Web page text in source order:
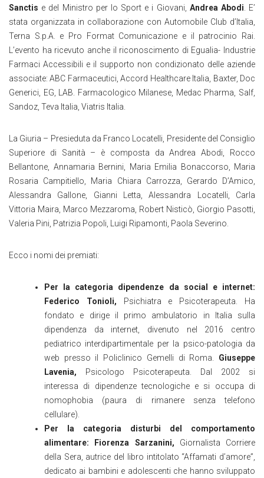
Sanctis e del Ministro per lo Sport e i Giovani, Andrea Abodi . E’
stata organizzata in collaborazione con Automobile Club d’Italia,
Terna S.p.A. e Pro Format Comunicazione e il patrocinio Rai.
L’evento ha ricevuto anche il riconoscimento di Egualia- Industrie
Farmaci Accessibili e il supporto non condizionato delle aziende
associate: ABC Farmaceutici, Accord Healthcare Italia, Baxter, Doc
Generici, EG, LAB. Farmacologico Milanese, Medac Pharma, Salf,
Sandoz, Teva Italia, Viatris Italia.
La Giuria – Presieduta da Franco Locatelli, Presidente del Consiglio
Superiore di Sanità – è composta da Andrea Abodi, Rocco
Bellantone, Annamaria Bernini, Maria Emilia Bonaccorso, Maria
Rosaria Campitiello, Maria Chiara Carrozza, Gerardo D’Amico,
Alessandra Gallone, Gianni Letta, Alessandra Locatelli, Carla
Vittoria Maira, Marco Mezzaroma, Robert Nisticò, Giorgio Pasotti,
Valeria Pini, Patrizia Popoli, Luigi Ripamonti, Paola Severino.
Ecco i nomi dei premiati:
Per la categoria dipendenze da social e internet:
Federico Tonioli, Psichiatra e Psicoterapeuta. Ha
fondato e dirige il primo ambulatorio in Italia sulla
dipendenza da internet, divenuto nel 2016 centro
pediatrico interdipartimentale per la psico-patologia da
web presso il Policlinico Gemelli di Roma. Giuseppe
Lavenia, Psicologo Psicoterapeuta. Dal 2002 si
interessa di dipendenze tecnologiche e si occupa di
nomophobia (paura di rimanere senza telefono
cellulare).
Per la categoria disturbi del comportamento
alimentare: Fiorenza Sarzanini, Giornalista Corriere
della Sera, autrice del libro intitolato “Affamati d’amore”,
dedicato ai bambini e adolescenti che hanno sviluppato